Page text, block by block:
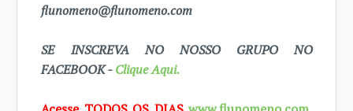
flunomeno@flunomeno.com
SE INSCREVA NO NOSSO GRUPO NO
FACEBOOK -Clique Aqui.